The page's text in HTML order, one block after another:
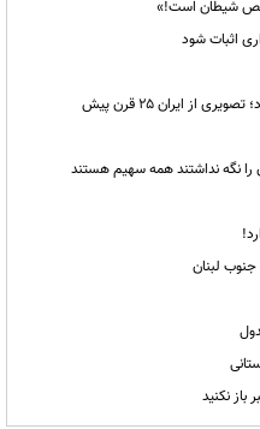
شیطان است!»
اثبات شود
را نگه نداشتند همه سهیم هستند
لبنان
باز نکنید